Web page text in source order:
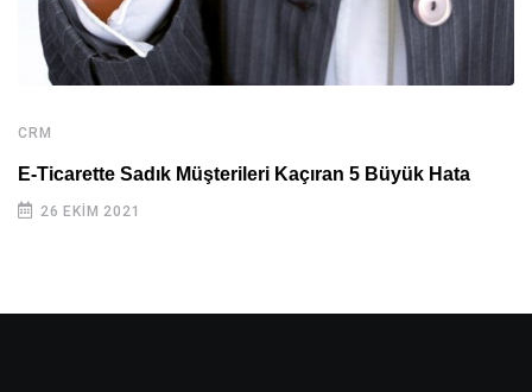
CRM
E-Ticarette Sadık Müşterileri Kaçıran 5 Büyük Hata
26 EKIM 2021